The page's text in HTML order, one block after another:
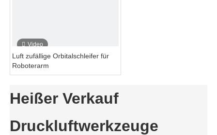
Video
Luft zufällige Orbitalschleifer für
Roboterarm
Heißer Verkauf
Druckluftwerkzeuge